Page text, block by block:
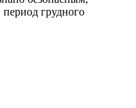
грудного